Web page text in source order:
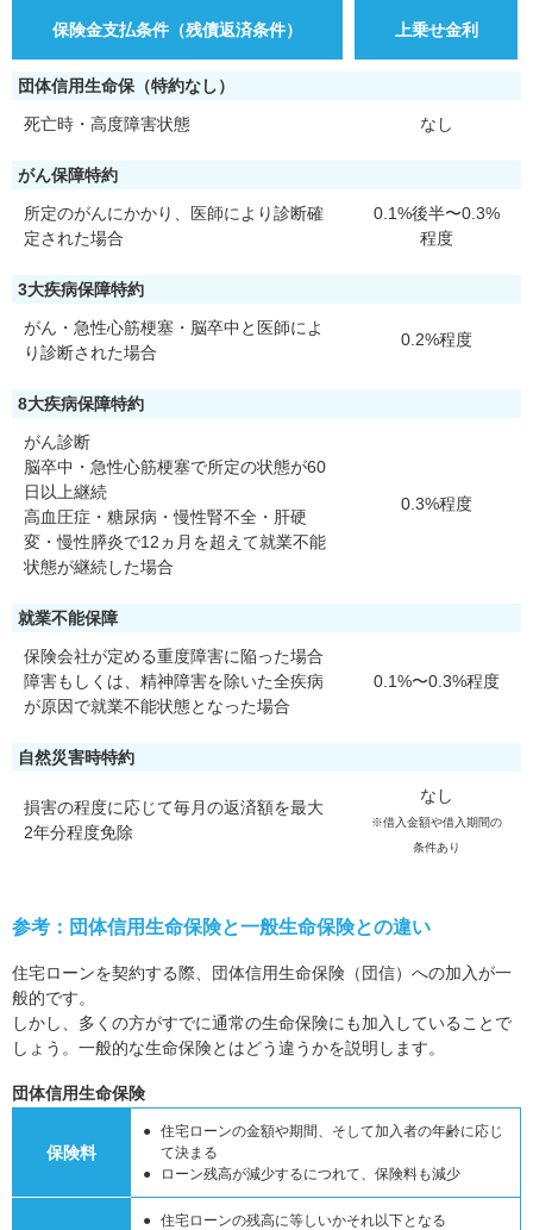
保険金支払条件（残債返済条件） 上乗せ金利
団体信用生命保（特約なし）
死亡時・高度障害状態
なし
がん保障特約
所定のがんにかかり、医師により診断確
定された場合
0.1%後半〜0.3%
程度
3大疾病保障特約
がん・急性心筋梗塞・脳卒中と医師によ
り診断された場合
0.2%程度
8大疾病保障特約
がん診断
脳卒中・急性心筋梗塞で所定の状態が60
日以上継続
高血圧症・糖尿病・慢性腎不全・肝硬
変・慢性膵炎で12ヵ月を超えて就業不能
状態が継続した場合
0.3%程度
就業不能保障
保険会社が定める重度障害に陥った場合
障害もしくは、精神障害を除いた全疾病
が原因で就業不能状態となった場合
0.1%〜0.3%程度
自然災害時特約
損害の程度に応じて毎月の返済額を最大
2年分程度免除
なし
※借入金額や借入期間の
条件あり
参考：団体信用生命保険と一般生命保険との違い
住宅ローンを契約する際、団体信用生命保険（団信）への加入が一
般的です。
しかし、多くの方がすでに通常の生命保険にも加入していることで
しょう。一般的な生命保険とはどう違うかを説明します。
団体信用生命保険
保険料
住宅ローンの金額や期間、そして加入者の年齢に応じ
て決まる
ローン残高が減少するにつれて、保険料も減少
住宅ローンの残高に等しいかそれ以下となる